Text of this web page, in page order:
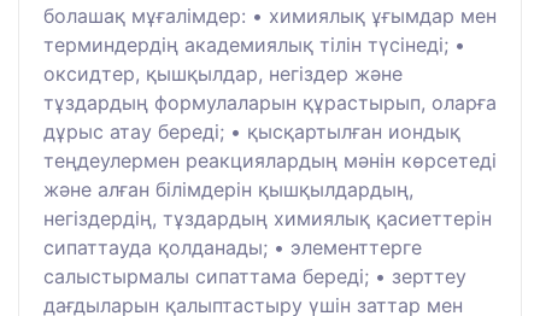
болашақ мұғалімдер: • химиялық ұғымдар мен
терминдердің академиялық тілін түсінеді; •
оксидтер, қышқылдар, негіздер және
тұздардың формулаларын құрастырып, оларға
дұрыс атау береді; • қысқартылған иондық
теңдеулермен реакциялардың мәнін көрсетеді
және алған білімдерін қышқылдардың,
негіздердің, тұздардың химиялық қасиеттерін
сипаттауда қолданады; • элементтерге
салыстырмалы сипаттама береді; • зерттеу
дағдыларын қалыптастыру үшін заттар мен